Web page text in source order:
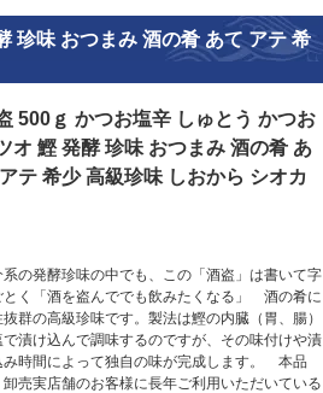
珍味 おつまみ 酒の肴 あて アテ 希
500ｇ かつお塩辛 しゅとう かつお
オ 鰹 発酵 珍味 おつまみ 酒の肴 あ
テ 希少 高級珍味 しおから シオカ
系の発酵珍味の中でも、この「酒盗」は書いて字
とく「酒を盗んででも飲みたくなる」 酒の肴に
抜群の高級珍味です。製法は鰹の内臓（胃、腸）
で漬け込んで調味するのですが、その味付けや漬
み時間によって独自の味が完成します。 本品
卸売実店舗のお客様に長年ご利用いただいている